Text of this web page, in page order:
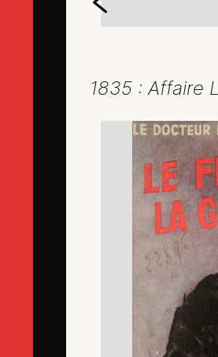
1835 : Affaire